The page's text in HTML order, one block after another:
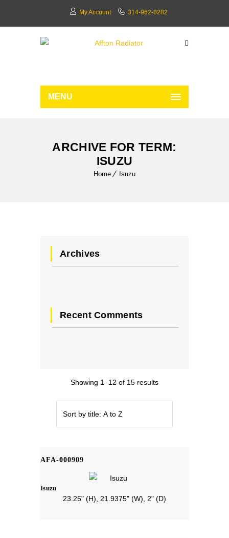
My Account 314-962-8282
MENU
ARCHIVE FOR TERM:
ISUZU
Home Isuzu
Archives
Recent Comments
Showing 1–12 of 15 results
AFA-000909
Isuzu
23.25" (H), 21.9375" (W), 2" (D)